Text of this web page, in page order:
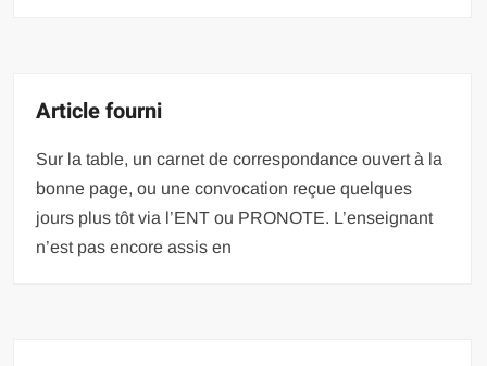
Article fourni
Sur la table, un carnet de correspondance ouvert à la
bonne page, ou une convocation reçue quelques
jours plus tôt via l’ENT ou PRONOTE. L’enseignant
n’est pas encore assis en